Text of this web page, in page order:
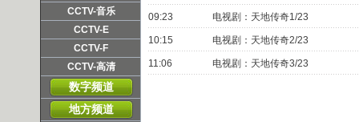
频道主页 直播 点播
CCTV-音乐
频道主页 直播
CCTV-E
频道主页 直播
CCTV-F
频道主页 直播 点播
CCTV-高清
频道主页 直播 点播
数字频道
地方频道
09:23 电视剧：天地传奇1/23
10:15 电视剧：天地传奇2/23
11:06 电视剧：天地传奇3/23